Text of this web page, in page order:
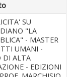
SU
"LA
- MASTER
UMANI -
DI ALTA
- EDIZIONI